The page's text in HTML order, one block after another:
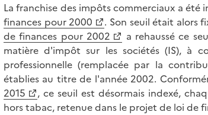
La franchise des impôts commerciaux a été
finances pour 2000
. Son seuil était alors
de finances pour 2002
a rehaussé ce
matière d'impôt sur les sociétés (IS), à
professionnelle (remplacée par la
établies au titre de l'année 2002.
2015
, ce seuil est désormais indexé,
hors tabac, retenue dans le projet de loi de